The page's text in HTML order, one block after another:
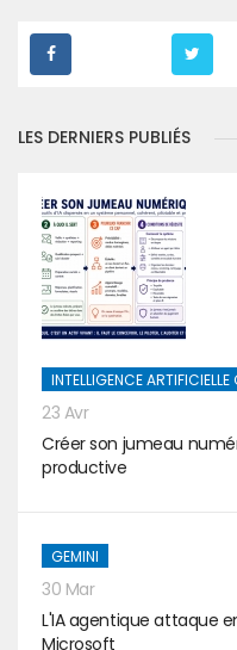
LES DERNIERS PUBLIÉS
INTELLIGENCE ARTIFICIELLE
23 Avr
Créer son jumeau
productive
GEMINI
30 Mar
L'IA agentique attaque
Microsoft